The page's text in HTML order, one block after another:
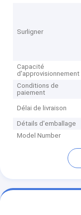
Surligner
Capacité
d'approvisionnement
Conditions de
paiement
Délai de livraison
Détails d'emballage
Model Number